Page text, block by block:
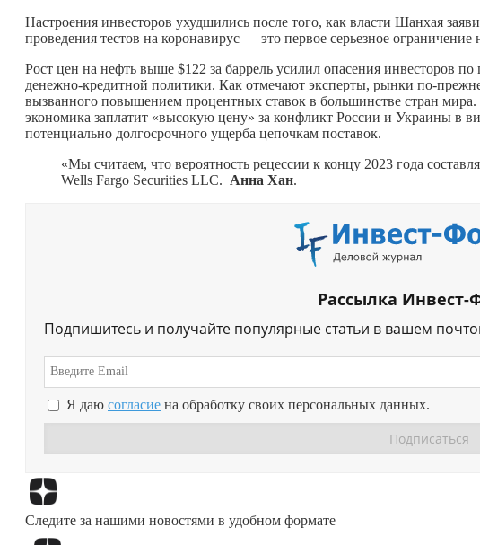
Настроения инвесторов ухудшились после того, как власти Шанхая
проведения тестов на коронавирус — это первое серьезное ограничение
Рост цен на нефть выше $122 за баррель усилил опасения инвесторов
денежно-кредитной политики. Как отмечают эксперты, рынки по-
вызванного повышением процентных ставок в большинстве стран
экономика заплатит «высокую цену» за конфликт России и Украины в
потенциально долгосрочного ущерба цепочкам поставок.
«Мы считаем, что вероятность рецессии к концу 2023 года
Wells Fargo Securities LLC. Анна Хан.
Рассылка Инвест-
Подпишитесь и получайте популярные статьи в вашем
Я даю согласие на обработку своих персональных данных.
Следите за нашими новостями в удобном формате